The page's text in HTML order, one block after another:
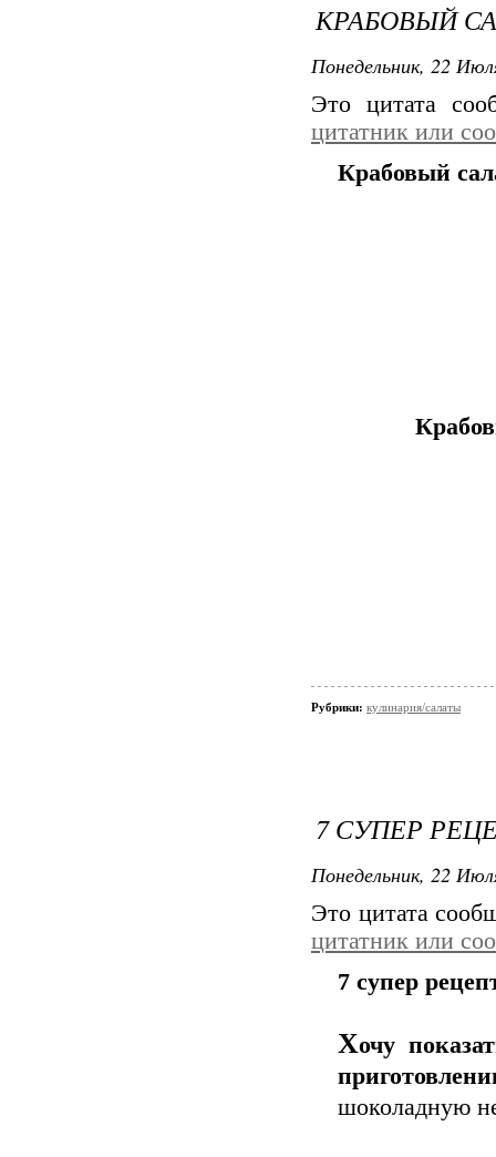
КРАБОВЫЙ
Понедельник, 22
Это цитата
цитатник или
Крабовый
Рубрики: кулинария/салаты
7 СУПЕР
Понедельник, 22
Это цитата
цитатник или
7 супер
Хочу
шоколадную